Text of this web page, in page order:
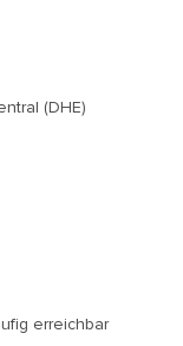
(DHE)
erreichbar